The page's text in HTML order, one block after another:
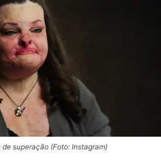
superação (Foto: Instagram)